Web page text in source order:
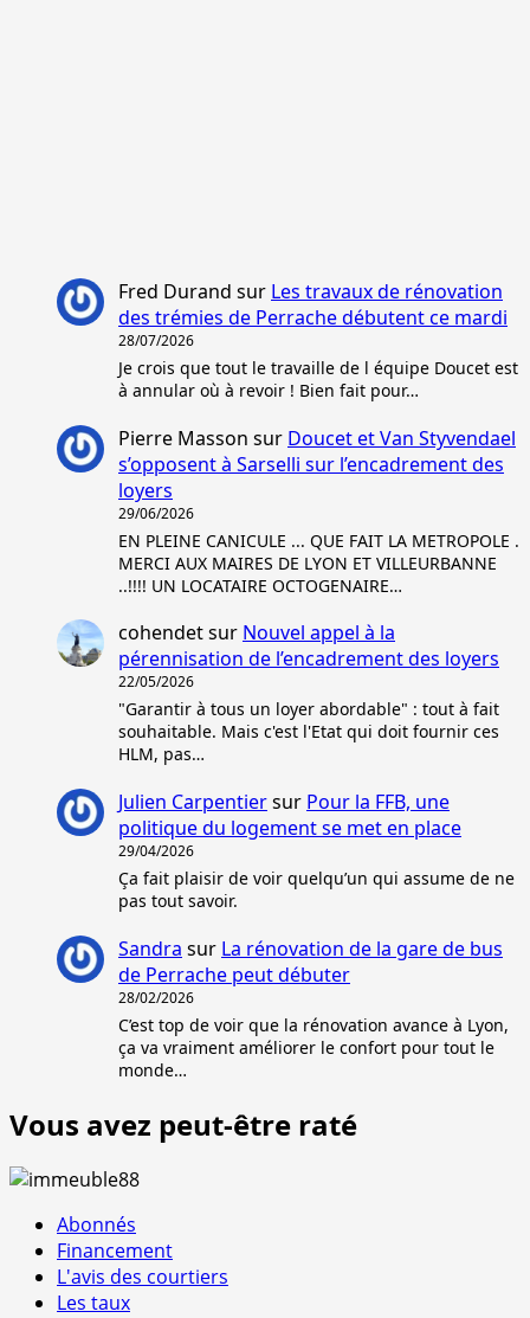
Fred Durand sur Les travaux de rénovation
des trémies de Perrache débutent ce mardi
28/07/2026
Je crois que tout le travaille de l équipe Doucet est
à annular où à revoir ! Bien fait pour…
Pierre Masson sur Doucet et Van Styvendael
s’opposent à Sarselli sur l’encadrement des
loyers
29/06/2026
EN PLEINE CANICULE ... QUE FAIT LA METROPOLE .
MERCI AUX MAIRES DE LYON ET VILLEURBANNE
..!!!! UN LOCATAIRE OCTOGENAIRE…
cohendetsur Nouvel appel à la
pérennisation de l’encadrement des loyers
22/05/2026
"Garantir à tous un loyer abordable" : tout à fait
souhaitable. Mais c'est l'Etat qui doit fournir ces
HLM, pas…
Julien Carpentiersur Pour la FFB, une
politique du logement se met en place
29/04/2026
Ça fait plaisir de voir quelqu’un qui assume de ne
pas tout savoir.
Sandra sur La rénovation de la gare de bus
de Perrache peut débuter
28/02/2026
C’est top de voir que la rénovation avance à Lyon,
ça va vraiment améliorer le confort pour tout le
monde…
Vous avez peut-être raté
Abonnés
Financement
L'avis des courtiers
Les taux